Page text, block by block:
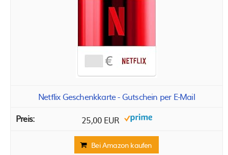
Netflix Geschenkkarte - Gutschein per E-Mail
25,00 EUR
Bei Amazon kaufen